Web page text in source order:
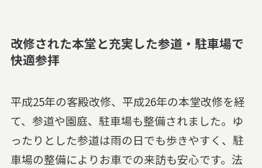
改修された本堂と充実した参道・駐車場で
快適参拝
平成25年の客殿改修、平成26年の本堂改修を経
て、参道や園庭、駐車場も整備されました。ゆ
ったりとした参道は雨の日でも歩きやすく、駐
車場の整備によりお車での来訪も安心です。法